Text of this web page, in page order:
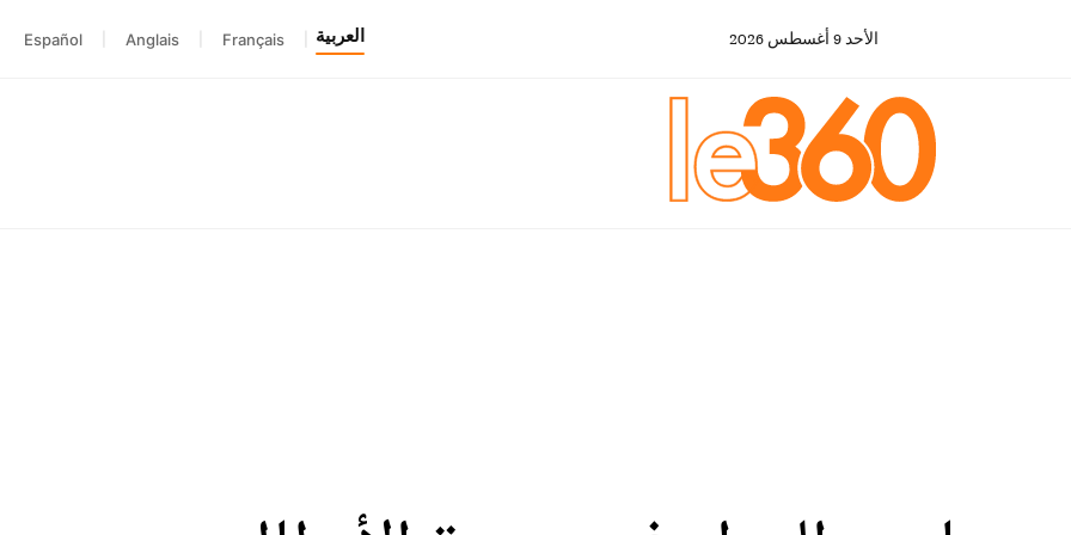
الأحد 9 أغسطس 2026 العربية Français
Anglais
Español